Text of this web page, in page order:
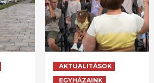
AKTUALITÁSOK
EGYHÁZAINK